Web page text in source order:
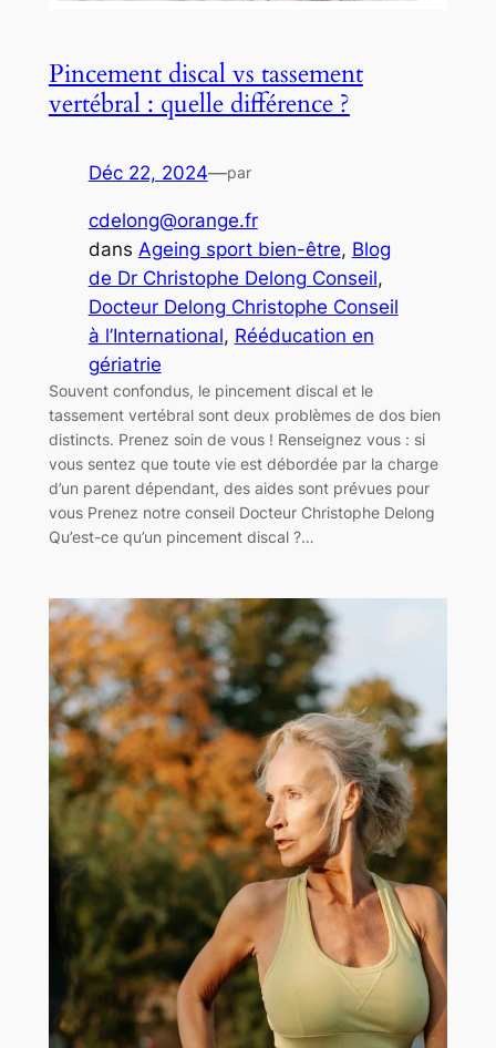
Pincement discal vs tassement
vertébral : quelle différence ?
Déc 22, 2024—par
cdelong@orange.fr
dans Ageing sport bien-être, Blog
de Dr Christophe Delong Conseil
Docteur Delong Christophe Conseil
à l’International, Rééducation en
gériatrie
Souvent confondus, le pincement discal et le
tassement vertébral sont deux problèmes de dos bien
distincts. Prenez soin de vous ! Renseignez vous : si
vous sentez que toute vie est débordée par la charge
d’un parent dépendant, des aides sont prévues pour
vous Prenez notre conseil Docteur Christophe Delong
Qu’est-ce qu’un pincement discal ?…